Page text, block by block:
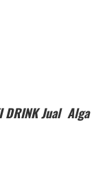
DRINK Jual